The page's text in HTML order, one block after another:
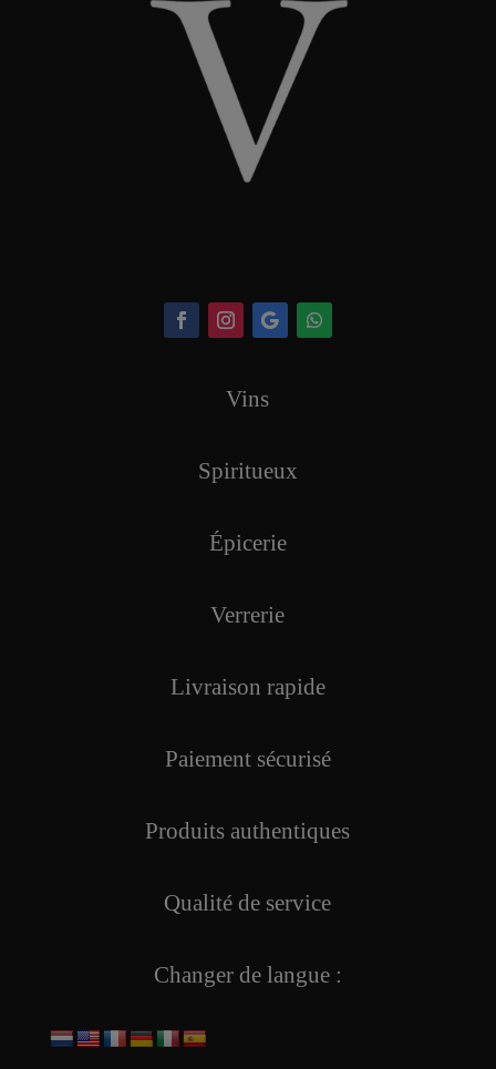
Vins
Spiritueux
Épicerie
Verrerie
Livraison rapide
Paiement sécurisé
Produits authentiques
Qualité de service
Changer de langue :